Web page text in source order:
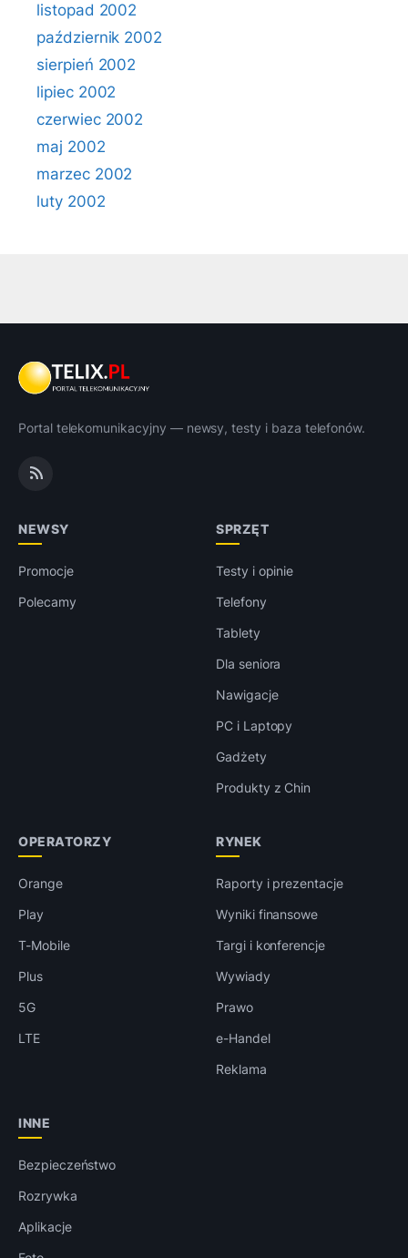
listopad 2002
październik 2002
sierpień 2002
lipiec 2002
czerwiec 2002
maj 2002
marzec 2002
luty 2002
Portal telekomunikacyjny — newsy, testy i baza telefonów.
NEWSY
Promocje
Polecamy
SPRZĘT
Testy i opinie
Telefony
Tablety
Dla seniora
Nawigacje
PC i Laptopy
Gadżety
Produkty z Chin
OPERATORZY
Orange
Play
T-Mobile
Plus
5G
LTE
RYNEK
Raporty i prezentacje
Wyniki finansowe
Targi i konferencje
Wywiady
Prawo
e-Handel
Reklama
INNE
Bezpieczeństwo
Rozrywka
Aplikacje